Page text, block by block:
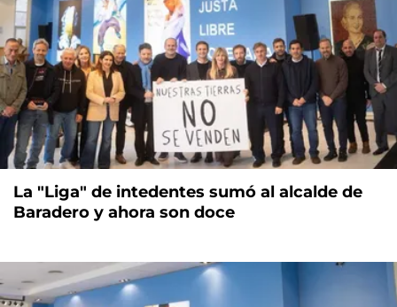
La "Liga" de intedentes sumó al alcalde de
Baradero y ahora son doce